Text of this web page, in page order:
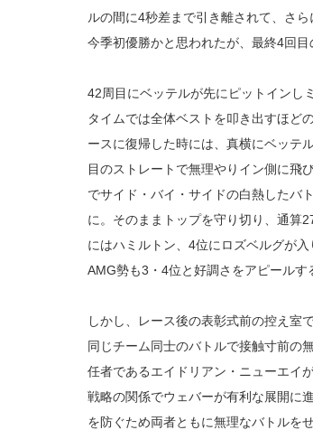
ルの間に4秒差まで引き離されて、さ
今季初優勝かと思われたが、最終4回
42周目にベッテルが先にピットインし
タイムでは全体ベストを叩き出すほど
ースに復帰した時には、真横にベッテ
目のストレートで無理やりイン側に飛
でサイド・バイ・サイドの白熱したバ
に。そのままトップを守り切り、通算
にはハミルトン、4位にロズベルグが
AMG勢も3・4位と好調さをアピールす
しかし、レース後の表彰式前の控え室
同じチーム同士のバトルで接触寸前の
任者であるエイドリアン・ニューエイ
戦略の関係でウェバーが有利な展開に
を防ぐため両者ともに無理なバトルを